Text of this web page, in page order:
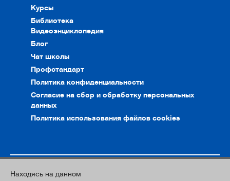
Курсы
Библиотека
Видеоэнциклопедия
Блог
Чат школы
Профстандарт
Политика конфиденциальности
Согласие на сбор и обработку персональных
данных
Политика использования файлов cookies
© 2010–2026. Интернет-ресурс профессионального сообщества
Находясь на данном